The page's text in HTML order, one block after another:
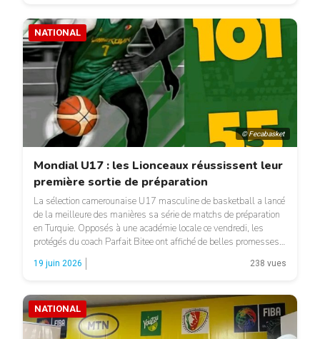
© Fecabasket
NATIONAL
Mondial U17 : les Lionceaux réussissent leur
première sortie de préparation
La sélection camerounaise U17 masculine de basketball a lancé
de la meilleure des manières sa série de matchs de préparation
en Turquie. Opposés à une académie locale ce vendredi, les
protégés du coach Parfait Bitee ont affiché de belles promesses à
quelques jours du début de la Coupe du monde FIBA U17 2026,
prévue du […]
19 juin 2026 238 vues
NATIONAL